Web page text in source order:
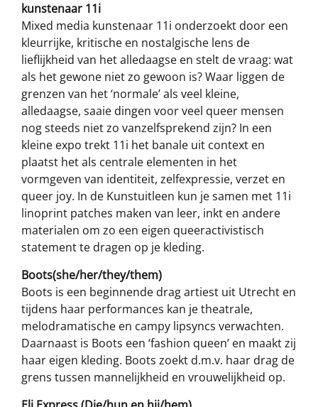
kunstenaar 11i
Mixed media kunstenaar 11i onderzoekt door een
kleurrijke, kritische en nostalgische lens de
lieflijkheid van het alledaagse en stelt de vraag: wat
als het gewone niet zo gewoon is? Waar liggen de
grenzen van het ‘normale’ als veel kleine,
alledaagse, saaie dingen voor veel queer mensen
nog steeds niet zo vanzelfsprekend zijn? In een
kleine expo trekt 11i het banale uit context en
plaatst het als centrale elementen in het
vormgeven van identiteit, zelfexpressie, verzet en
queer joy. In de Kunstuitleen kun je samen met 11i
linoprint patches maken van leer, inkt en andere
materialen om zo een eigen queeractivistisch
statement te dragen op je kleding.
Boots(she/her/they/them)
Boots is een beginnende drag artiest uit Utrecht en
tijdens haar performances kan je theatrale,
melodramatische en campy lipsyncs verwachten.
Daarnaast is Boots een ‘fashion queen’ en maakt zij
haar eigen kleding. Boots zoekt d.m.v. haar drag de
grens tussen mannelijkheid en vrouwelijkheid op.